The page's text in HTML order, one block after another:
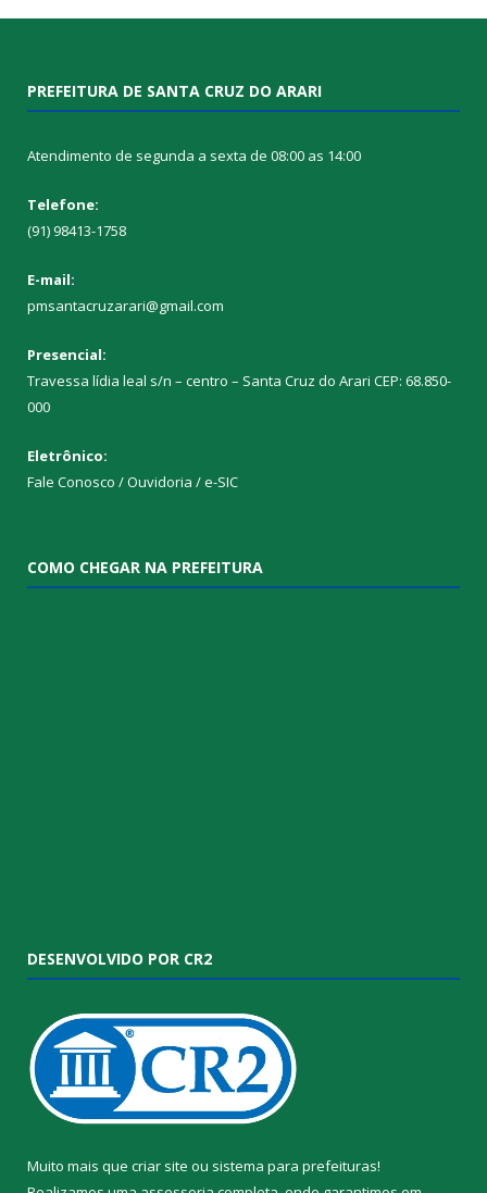
PREFEITURA DE SANTA CRUZ DO ARARI
Atendimento de segunda a sexta de 08:00 as 14:00
Telefone:
(91) 98413-1758
E-mail:
pmsantacruzarari@gmail.com
Presencial:
Travessa lídia leal s/n – centro – Santa Cruz do Arari CEP: 68.850-
000
Eletrônico:
Fale Conosco / Ouvidoria / e-SIC
COMO CHEGAR NA PREFEITURA
DESENVOLVIDO POR CR2
Muito mais que criar site ou sistema para prefeituras!